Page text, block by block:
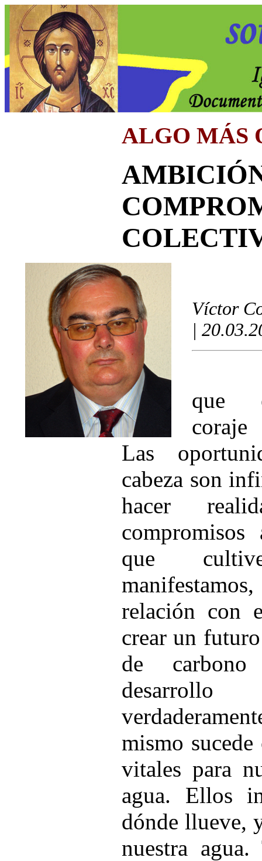
ALGO MÁS
Víctor
|
que
Las
cabeza son
hacer
que
relación con
crear un
de
mismo
vitales para
agua. Ellos
dónde llueve,
nuestra